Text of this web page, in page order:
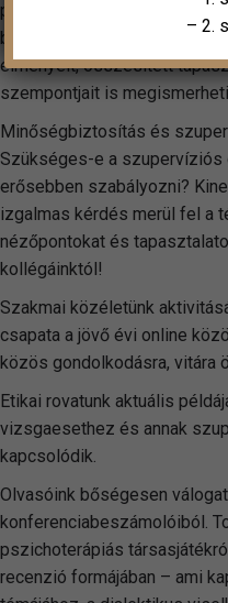
pszichoterápia
beszámolókat. A vezetők
élményeit, összesített
szempontjait is
Minőségbiztosítás és
Szükséges-e a szupervíziós
erősebben szabályozni?
izgalmas kérdés merül fel a
nézőpontokat és
kollégáinktól!
Szakmai közéletünk
csapata a jövő évi online
közös gondolkodásra, vitára
Etikai rovatunk aktuális
vizsgaesethez és annak
kapcsolódik.
Olvasóink bőségesen
konferenciabeszámolóiból.
pszichoterápiás
recenzió formájában – ami
– 2.